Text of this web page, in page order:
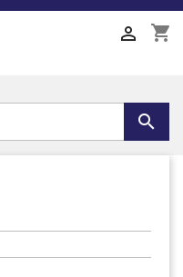
shopping_cart

